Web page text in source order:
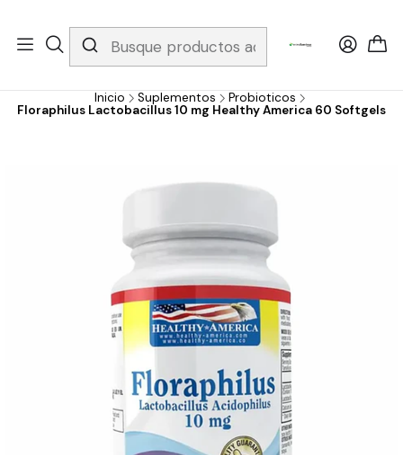
Whatsapp 3229079958/ Fijo 6019251796 / Envios a todo el país y
gratis apartir de 199.000!
Inicio Suplementos
Probioticos
Floraphilus Lactobacillus 10 mg Healthy America 60 Softgels